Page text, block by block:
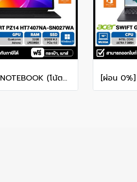
[ผ่อน 0%] NOTEBOOK (โน้ตบุ๊ค) ASUS PROART PZ14 HT7407NA-SN027WA 14" Touch Screen/Snapdragon X2 Elite/RAM 32GB/SSD 512GB/WINDOWS 11+MS OFFICE รับประกันศูนย์ไทย 3ปี